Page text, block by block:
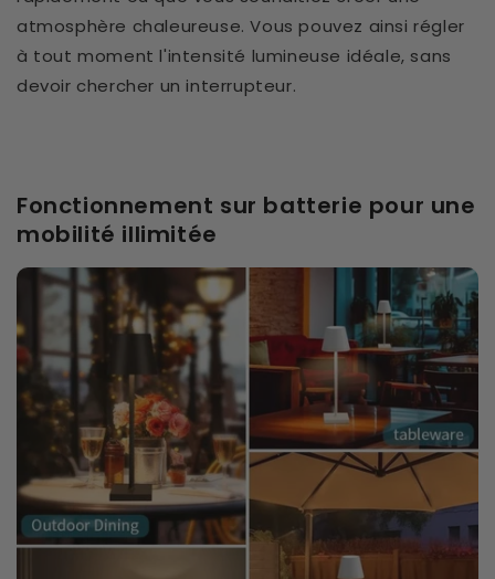
atmosphère chaleureuse. Vous pouvez ainsi régler
à tout moment l'intensité lumineuse idéale, sans
devoir chercher un interrupteur.
Fonctionnement sur batterie pour une
mobilité illimitée